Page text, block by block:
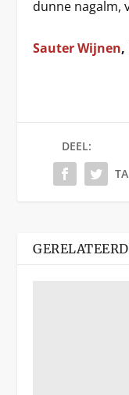
dunne nagalm,
Sauter Wijnen,
DEEL: